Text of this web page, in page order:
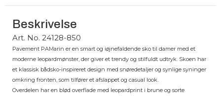
Beskrivelse
Art. No. 24128-850
Pavement PAMarin er en smart og iøjnefaldende sko til damer med et
moderne leopardmønster, der giver et trendy og stilfuldt udtryk. Skoen har
et klassisk bådsko-inspireret design med snøredetaljer og synlige syninger
omkring fronten, som tilfører et afslappet og casual look.
Overdelen har en blød overflade med leopardprint i brune og sorte